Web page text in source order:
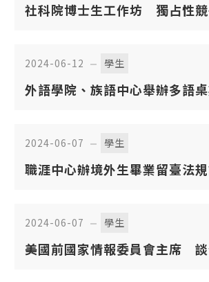
社科院博士生工作坊 獨占性
2024-06-12 學生
外語學院、族語中心舉辦多語
2024-06-07 學生
職涯中心辦境外生畢業留臺法
2024-06-07 學生
美國前國家情報委員會主席